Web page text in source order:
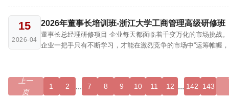
15
2026-04
2026年董事长培训班-浙江大学工商管理高级研修班
董事长总经理研修项目 企业每天都面临着千变万化的市场挑战。所以，
企业一把手只有不断学习，才能在激烈竞争的市场中“运筹帷幄
上一
页
1 2 ... 7 8 9 10 11 12 ... 142 143